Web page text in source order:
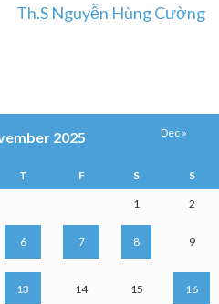
Th.S Nguyễn Hùng Cường
2025
T F S S
1 2
6 7 8 9
13 14 15 16
Dec »